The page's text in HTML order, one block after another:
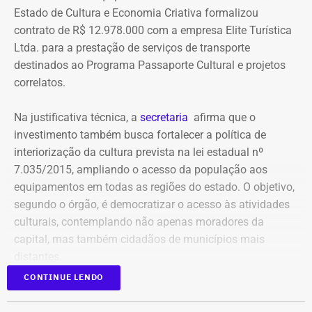
Declaração de bens de Bernardo Rossi em 2014 — Foto:
elaborar uma tabela comparativa, indicando se os perfis
compartilham telefones, dispositivos, endereços de IP,
administradores, contas de anúncios, meios de
pagamento ou gerenciadores de negócios.
impulsionamentos e cita morte de
criança como exemplo de fake news
As 31 publicações relacionadas pela prefeitura tratam de
assuntos diversos. A lista inclui manchetes sobre prisões
na Assembleia Legislativa, supostos acordos políticos,
sucessão municipal, alterações no Fundo Municipal do
fiscalização urbana, lixo, uniformes escolares, número de
secretarias e relações do prefeito Alexandre Martins com
outras figuras políticas.
Estado de Cultura e Economia Criativa formalizou
contrato de R$ 12.978.000 com a empresa Elite Turística
Ltda. para a prestação de serviços de transporte
destinados ao Programa Passaporte Cultural e projetos
correlatos.
Na justificativa técnica, a secretaria afirma que o
investimento também busca fortalecer a política de
interiorização da cultura prevista na lei estadual nº
7.035/2015, ampliando o acesso da população aos
equipamentos em todas as regiões do estado. O objetivo,
segundo o órgão, é democratizar o acesso às atividades
culturais, contemplando não apenas moradores da
capital, mas também cidadãos de municípios mais
Publicado no Diário Oficial do Estado, o contrato nº
CONTINUE LENDO